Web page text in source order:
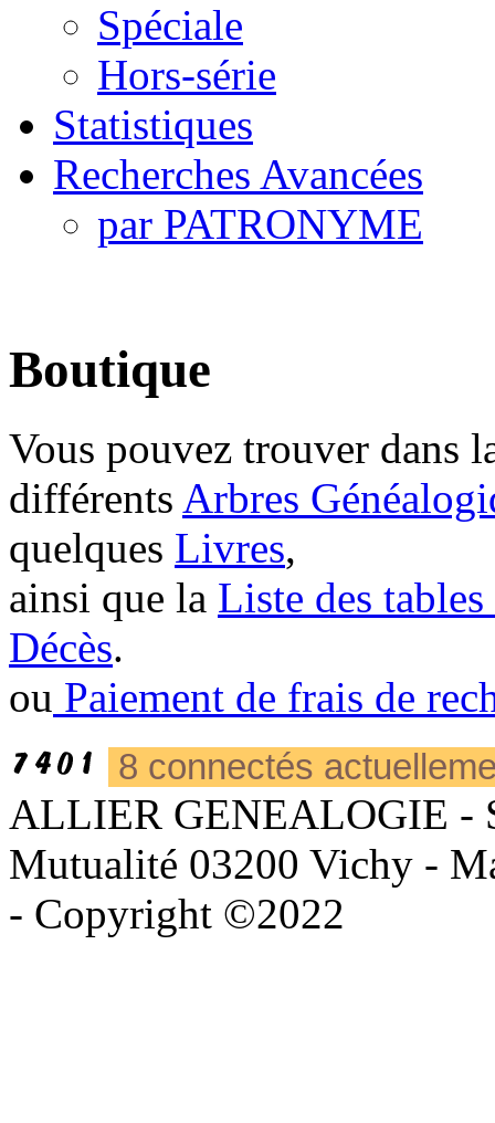
Spéciale
Hors-série
Statistiques
Recherches Avancées
par PATRONYME
Boutique
Vous pouvez trouver dans
différents Arbres
quelques Livres,
ainsi que la Liste des
Décès.
ou Paiement de frais de
8 connectés
ALLIER GENEALOGIE -
Mutualité 03200 Vichy -
- Copyright ©2022